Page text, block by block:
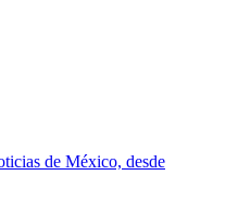
de México, desde